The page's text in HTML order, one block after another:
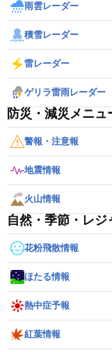
雨雲レーダー
積雪レーダー
雷レーダー
ゲリラ雷雨レーダー
防災・減災メニュ
警報・注意報
地震情報
火山情報
自然・季節・レジ
花粉飛散情報
ほたる情報
熱中症予報
紅葉情報